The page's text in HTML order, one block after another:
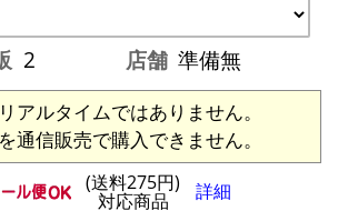
2 店舗 準備無
アルタイムではありません。
通信販売で購入できません。
(送料275円)
対応商品 詳細